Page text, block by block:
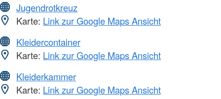
Jugendrotkreuz
Karte: Link zur Google Maps Ansicht
Kleidercontainer
Karte: Link zur Google Maps Ansicht
Kleiderkammer
Karte: Link zur Google Maps Ansicht